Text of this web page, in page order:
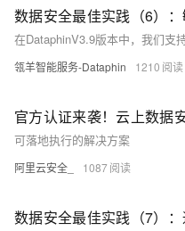
瓴羊智能服务-Dataphin 1210
可落地执行的解决方案
阿里云安全_ 1087